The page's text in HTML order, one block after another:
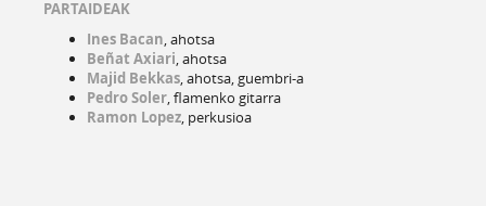
PARTAIDEAK
Ines Bacan, ahotsa
Beñat Axiari, ahotsa
Majid Bekkas, ahotsa, guembri-a
Pedro Soler, flamenko gitarra
Ramon Lopez, perkusioa